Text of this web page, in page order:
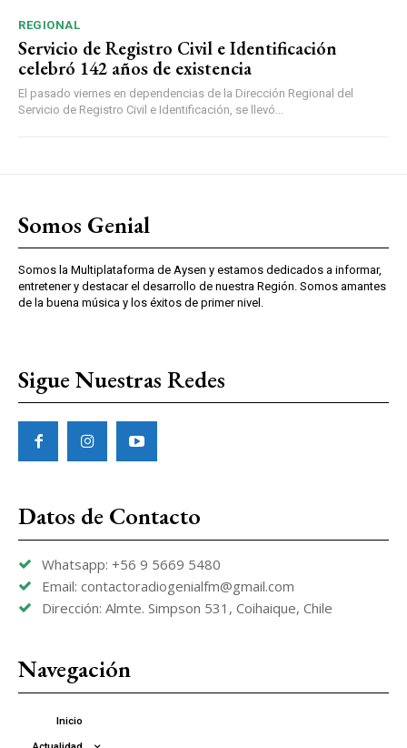
REGIONAL
Servicio de Registro Civil e Identificación
celebró 142 años de existencia
El pasado viernes en dependencias de la Dirección Regional del
Servicio de Registro Civil e Identificación, se llevó...
Somos Genial
Somos la Multiplataforma de Aysen y estamos dedicados a informar,
entretener y destacar el desarrollo de nuestra Región. Somos amantes
de la buena música y los éxitos de primer nivel.
Sigue Nuestras Redes
Datos de Contacto
Whatsapp: +56 9 5669 5480
Email: contactoradiogenialfm@gmail.com
Dirección: Almte. Simpson 531, Coihaique, Chile
Navegación
Inicio